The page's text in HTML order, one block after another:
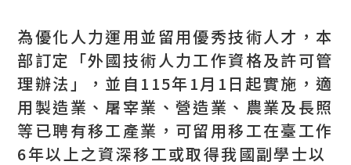
為優化人力運用並留用優秀技術人才，本
部訂定「外國技術人力工作資格及許可管
理辦法」，並自115年1月1日起實施，適
用製造業、屠宰業、營造業、農業及長照
等已聘有移工產業，可留用移工在臺工作
6年以上之資深移工或取得我國副學士以